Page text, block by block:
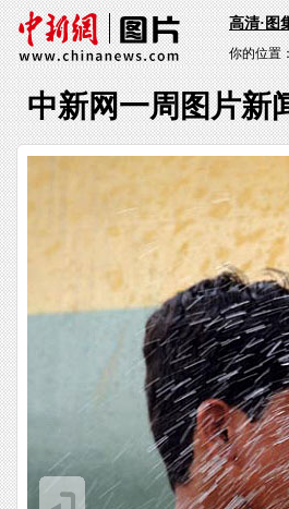
高清·图
你的位置
中新网一周图片